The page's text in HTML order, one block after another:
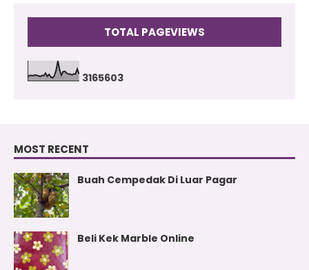
TOTAL PAGEVIEWS
3165603
MOST RECENT
Buah Cempedak Di Luar Pagar
Beli Kek Marble Online